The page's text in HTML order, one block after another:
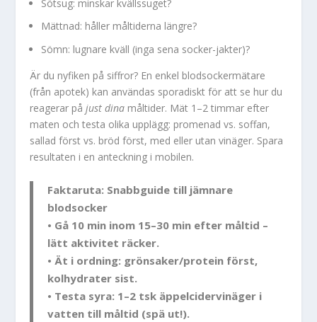
Sötsug: minskar kvällssuget?
Mättnad: håller måltiderna längre?
Sömn: lugnare kväll (inga sena socker-jakter)?
Är du nyfiken på siffror? En enkel blodsockermätare
(från apotek) kan användas sporadiskt för att se hur du
reagerar påjust dina måltider. Mät 1–2 timmar efter
maten och testa olika upplägg: promenad vs. soffan,
sallad först vs. bröd först, med eller utan vinäger. Spara
resultaten i en anteckning i mobilen.
Faktaruta: Snabbguide till jämnare
blodsocker
• Gå 10 min inom 15–30 min efter måltid –
lätt aktivitet räcker.
• Ät i ordning: grönsaker/protein först,
kolhydrater sist.
• Testa syra: 1–2 tsk äppelcidervinäger i
vatten till måltid (spä ut!).